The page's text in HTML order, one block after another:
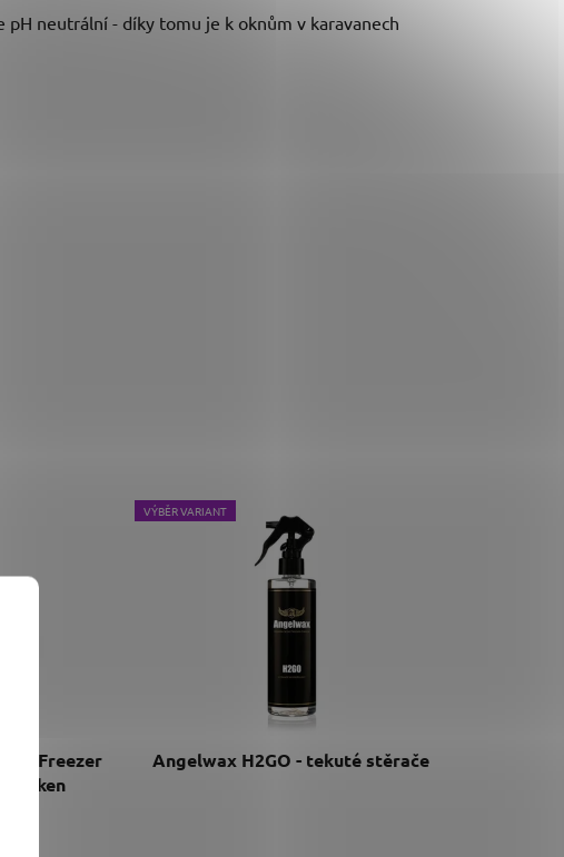
pH neutrální - díky tomu je k oknům v karavanech
Freezer
oken
VÝBĚR VARIANT
Angelwax H2GO - tekuté stěrače